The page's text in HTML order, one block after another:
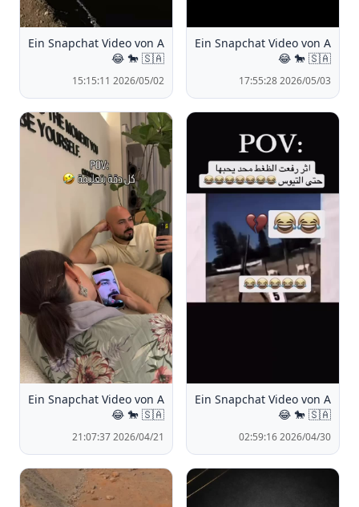
Ein Snapchat Video von A
🐎 🇸🇦 😂
2026/05/03 17:55:28
Ein Snapchat Video von A
🐎 🇸🇦 😂
2026/05/02 15:15:11
Ein Snapchat Video von A
🐎 🇸🇦 😂
2026/04/30 02:59:16
Ein Snapchat Video von A
🐎 🇸🇦 😂
2026/04/21 21:07:37